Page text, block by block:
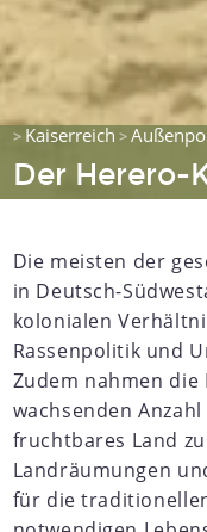
> Kaiserreich >
Der Herero-
Die meisten der
in Deutsch-
kolonialen
Rassenpolitik und
Zudem nahmen
wachsenden
fruchtbares Land
Landräumungen
für die